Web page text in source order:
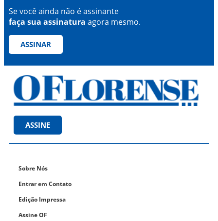
Se você ainda não é assinante
faça sua assinatura agora mesmo.
ASSINAR
ASSINE
Sobre Nós
Entrar em Contato
Edição Impressa
Assine OF